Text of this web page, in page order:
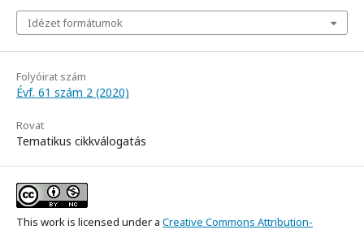
Idézet formátumok
Folyóirat szám
Évf. 61 szám 2 (2020)
Rovat
Tematikus cikkválogatás
This work is licensed under a Creative Commons Attribution-